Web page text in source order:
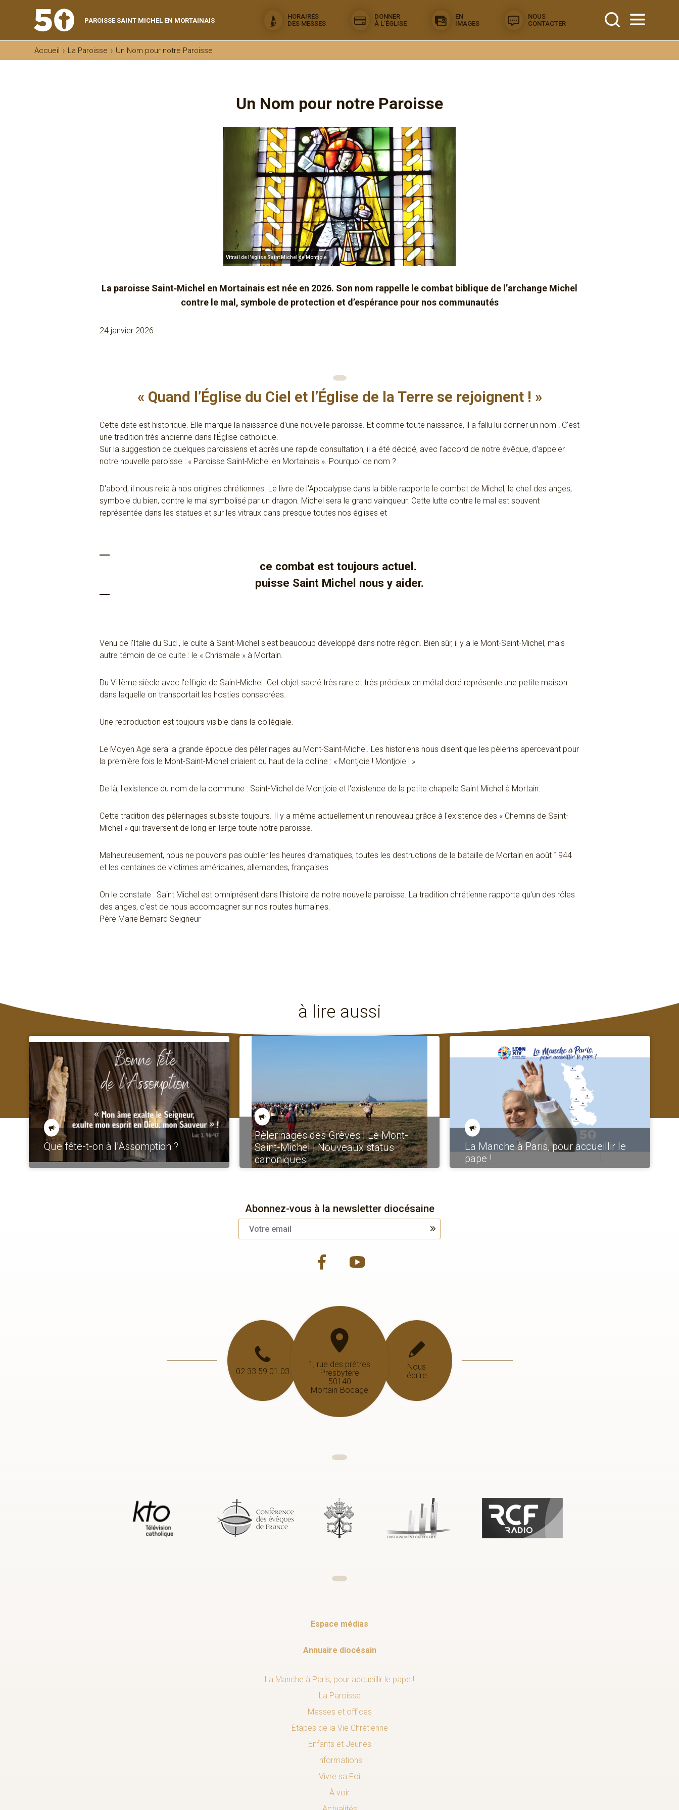
navigation
PAROISSE SAINT MICHEL EN MORTAINAIS
HORAIRES
DES MESSES
DONNER
À L'ÉGLISE
EN
IMAGES
NOUS
CONTACTER
Accueil › La Paroisse › Un Nom pour notre Paroisse
Un Nom pour notre Paroisse
Vitrail de l'église Saint Michel de Montjoie
La paroisse Saint‑Michel en Mortainais est née en 2026. Son nom rappelle le combat biblique de l’archange Michel
contre le mal, symbole de protection et d’espérance pour nos communautés
24 janvier 2026
« Quand l’Église du Ciel et l’Église de la Terre se rejoignent ! »
Cette date est historique. Elle marque la naissance d'une nouvelle paroisse. Et comme toute naissance, il a fallu lui donner un nom ! C'est
une tradition très ancienne dans l’Église catholique.
Sur la suggestion de quelques paroissiens et après une rapide consultation, il a été décidé, avec l'accord de notre évêque, d'appeler
notre nouvelle paroisse : « Paroisse Saint-Michel en Mortainais ». Pourquoi ce nom ?
D'abord, il nous relie à nos origines chrétiennes. Le livre de l'Apocalypse dans la bible rapporte le combat de Michel, le chef des anges,
symbole du bien, contre le mal symbolisé par un dragon. Michel sera le grand vainqueur. Cette lutte contre le mal est souvent
représentée dans les statues et sur les vitraux dans presque toutes nos églises et
ce combat est toujours actuel.
puisse Saint Michel nous y aider.
Venu de l'Italie du Sud , le culte à Saint-Michel s'est beaucoup développé dans notre région. Bien sûr, il y a le Mont-Saint-Michel, mais
autre témoin de ce culte : le « Chrismale » à Mortain.
Du VIIème siècle avec l'effigie de Saint-Michel. Cet objet sacré très rare et très précieux en métal doré représente une petite maison
dans laquelle on transportait les hosties consacrées.
Une reproduction est toujours visible dans la collégiale.
Le Moyen Age sera la grande époque des pèlerinages au Mont-Saint-Michel. Les historiens nous disent que les pèlerins apercevant pour
la première fois le Mont-Saint-Michel criaient du haut de la colline : « Montjoie ! Montjoie ! »
De là, l'existence du nom de la commune : Saint-Michel de Montjoie et l'existence de la petite chapelle Saint Michel à Mortain.
Cette tradition des pèlerinages subsiste toujours. Il y a même actuellement un renouveau grâce à l'existence des « Chemins de Saint-
Michel » qui traversent de long en large toute notre paroisse.
Malheureusement, nous ne pouvons pas oublier les heures dramatiques, toutes les destructions de la bataille de Mortain en août 1944
et les centaines de victimes américaines, allemandes, françaises.
On le constate : Saint Michel est omniprésent dans l'histoire de notre nouvelle paroisse. La tradition chrétienne rapporte qu'un des rôles
des anges, c'est de nous accompagner sur nos routes humaines.
Père Marie Bernard Seigneur
à lire aussi
Que fête-t-on à l’Assomption ?
Pèlerinages des Grèves | Le Mont-
Saint-Michel | Nouveaux status
canoniques
La Manche à Paris, pour accueillir le
pape !
Abonnez-vous à la newsletter diocésaine
02 33 59 01 03
Nous
écrire
1, rue des prêtres
Presbytère
50140
Mortain-Bocage
Espace médias
Annuaire diocésain
La Manche à Paris, pour accueillir le pape !
La Paroisse
Messes et offices
Etapes de la Vie Chrétienne
Enfants et Jeunes
Informations
Vivre sa Foi
À voir